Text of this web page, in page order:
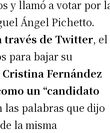
y llamó a votar por
Ángel Pichetto.
través de Twitter, el
para bajar su
Cristina Fernández
un “candidato
las palabras que dijo
la misma